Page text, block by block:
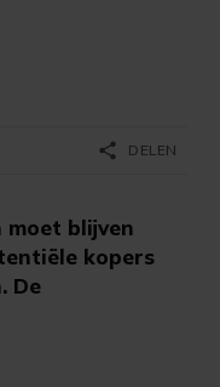
moet blijven
kopers
De
share DELEN